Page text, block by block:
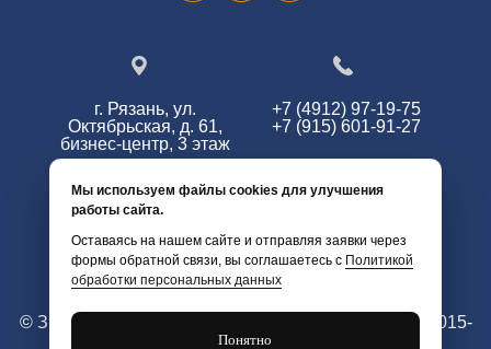
г. Рязань, ул.
Октябрьская, д. 61,
бизнес-центр, 3 этаж
+7 (4912) 97-19-75
+7 (915) 601-91-27
info@zg62.ru
© Змей Горыныч. Все права защищены. г. Рязань 2015-
2026 г.
Мы используем файлы cookies для улучшения
работы сайта.
Оставаясь на нашем сайте и отправляя заявки через
формы обратной связи, вы соглашаетесь с Политикой
обработки персональных данных
Понятно